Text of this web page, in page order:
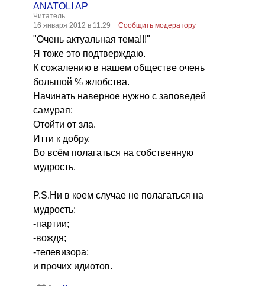
ANATOLI AP
Читатель
16 января 2012 в 11:29
Сообщить модератору
"Очень актуальная тема!!!"
Я тоже это подтверждаю.
К сожалению в нашем обществе очень
большой % жлобства.
Начинать наверное нужно с заповедей
самурая:
Отойти от зла.
Итти к добру.
Во всём полагаться на собственную
мудрость.
P.S.Ни в коем случае не полагаться на
мудрость:
-партии;
-вождя;
-телевизора;
и прочих идиотов.